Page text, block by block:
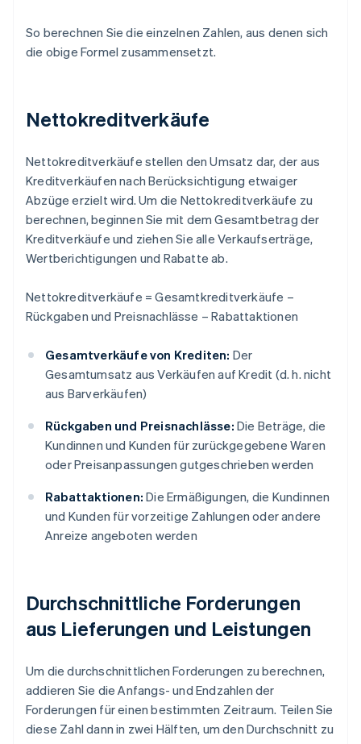
So berechnen Sie die einzelnen Zahlen, aus denen sich
die obige Formel zusammensetzt.
Nettokreditverkäufe
Nettokreditverkäufe stellen den Umsatz dar, der aus
Kreditverkäufen nach Berücksichtigung etwaiger
Abzüge erzielt wird. Um die Nettokreditverkäufe zu
berechnen, beginnen Sie mit dem Gesamtbetrag der
Kreditverkäufe und ziehen Sie alle Verkaufserträge,
Wertberichtigungen und Rabatte ab.
Nettokreditverkäufe = Gesamtkreditverkäufe –
Rückgaben und Preisnachlässe – Rabattaktionen
Gesamtverkäufe von Krediten: Der
Gesamtumsatz aus Verkäufen auf Kredit (d. h. nicht
aus Barverkäufen)
Rückgaben und Preisnachlässe: Die Beträge, die
Kundinnen und Kunden für zurückgegebene Waren
oder Preisanpassungen gutgeschrieben werden
Rabattaktionen: Die Ermäßigungen, die Kundinnen
und Kunden für vorzeitige Zahlungen oder andere
Anreize angeboten werden
Durchschnittliche Forderungen
aus Lieferungen und Leistungen
Um die durchschnittlichen Forderungen zu berechnen,
addieren Sie die Anfangs- und Endzahlen der
Forderungen für einen bestimmten Zeitraum. Teilen Sie
diese Zahl dann in zwei Hälften, um den Durchschnitt zu